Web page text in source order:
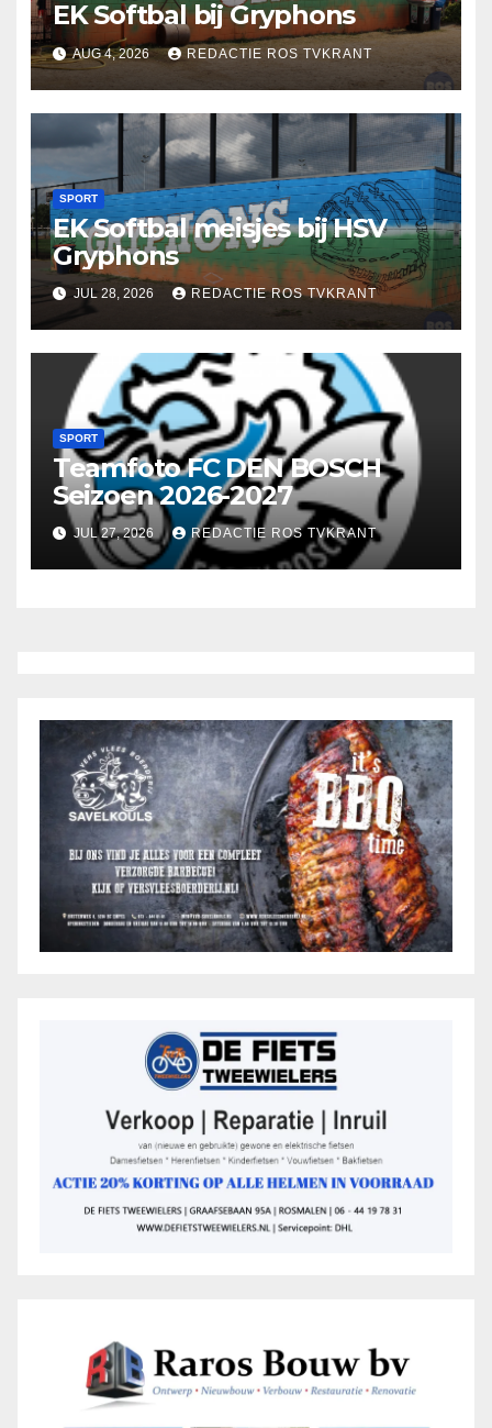
EK Softbal bij Gryphons
AUG 4, 2026 REDACTIE ROS TVKRANT
SPORT
EK Softbal meisjes bij HSV
Gryphons
JUL 28, 2026 REDACTIE ROS TVKRANT
SPORT
Teamfoto FC DEN BOSCH
Seizoen 2026-2027
JUL 27, 2026 REDACTIE ROS TVKRANT